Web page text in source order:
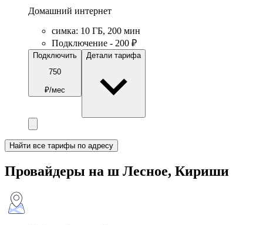
Домашний интернет
симка: 10 ГБ, 200 мин
Подключение - 200 ₽
Подключить
750
₽/мес
Детали тарифа
Найти все тарифы по адресу
Провайдеры на ш Лесное, Кириши